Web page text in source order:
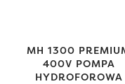
MH 1300
400V POMPA
HYDROFOROWA